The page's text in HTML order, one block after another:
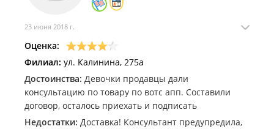
23 июня 2018 г.
Оценка:
Филиал: ул. Калинина, 275а
Достоинства: Девочки продавцы дали
консультацию по товару по вотс апп. Составили
договор, осталось приехать и подписать
Недостатки: Доставка! Консультант предупредила,